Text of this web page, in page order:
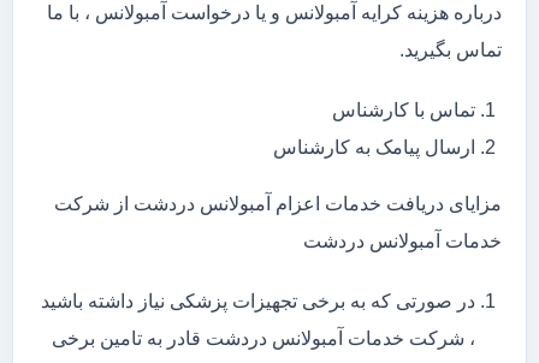
درباره هزینه کرایه آمبولانس و یا درخواست آمبولانس ، با ما
تماس بگیرید.
تماس با کارشناس
ارسال پیامک به کارشناس
مزایای دریافت خدمات اعزام آمبولانس دردشت از شرکت
خدمات آمبولانس دردشت
در صورتی که به برخی تجهیزات پزشکی نیاز داشته باشید
، شرکت خدمات آمبولانس دردشت قادر به تامین برخی